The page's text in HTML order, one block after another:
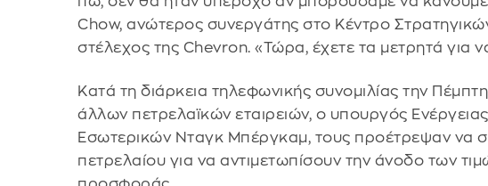
Chow, ανώτερος συνεργάτης στο Κέντρο
στέλεχος της Chevron. «Τώρα, έχετε τα μετρητά για
Κατά τη διάρκεια τηλεφωνικής συνομιλίας την
άλλων πετρελαϊκών εταιρειών, ο υπουργός
Εσωτερικών Νταγκ Μπέργκαμ, τους προέτρεψαν να
πετρελαίου για να αντιμετωπίσουν την άνοδο των